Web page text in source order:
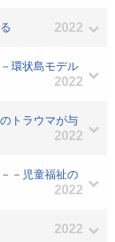
2022
環状島モデル
2022
トラウマが与
2022
－児童福祉の
2022
2022